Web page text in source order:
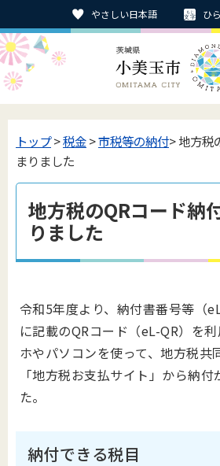
やさしい日本語 ひ
トップ>税金>市税等の納付> 地方税
まりました
地方税のQRコード納
りました
令和5年度より、納付書番号等（
に記載のQRコード（eL-QR）を
ホやパソコンを使って、地方税共
「地方税お支払サイト」から納
た。
納付できる税目